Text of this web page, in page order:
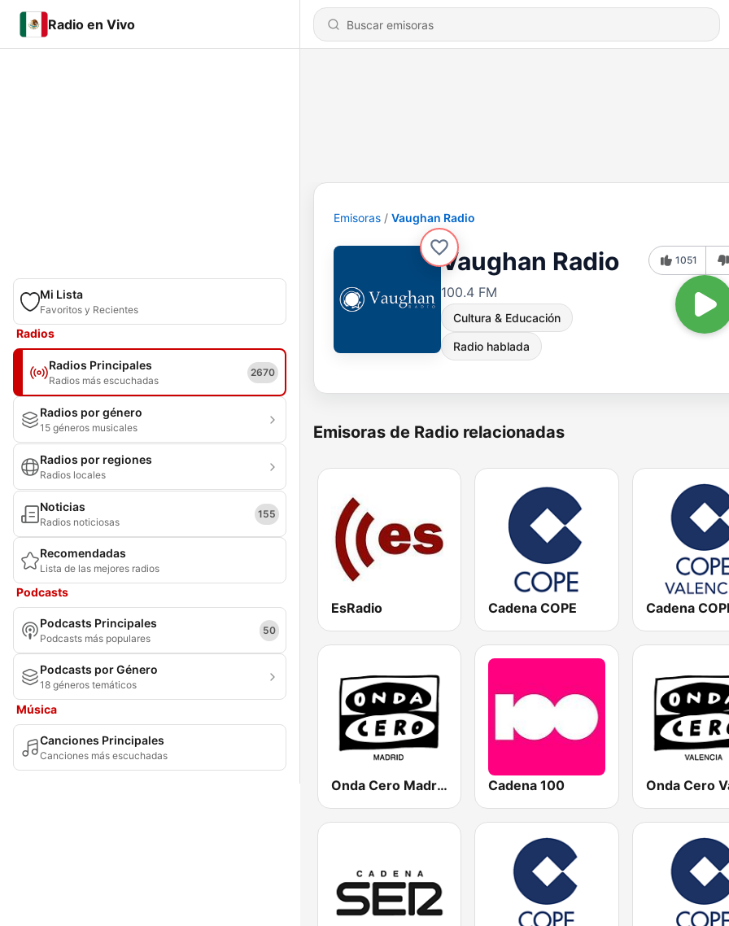
Radio en Vivo
Mi Lista
Favoritos y Recientes
Radios
Radios Principales
Radios más escuchadas
2670
Radios por género
15 géneros musicales
Radios por regiones
Radios locales
Noticias
Radios noticiosas
155
Recomendadas
Lista de las mejores radios
Podcasts
Podcasts Principales
Podcasts más populares
50
Podcasts por Género
18 géneros temáticos
Música
Canciones Principales
Canciones más escuchadas
Emisoras Vaughan Radio
Vaughan Radio
100.4 FM
Cultura & Educación
Radio hablada
1051
Emisoras de Radio relacionadas
EsRadio Cadena COPE
Onda Cero Madrid Cadena 100